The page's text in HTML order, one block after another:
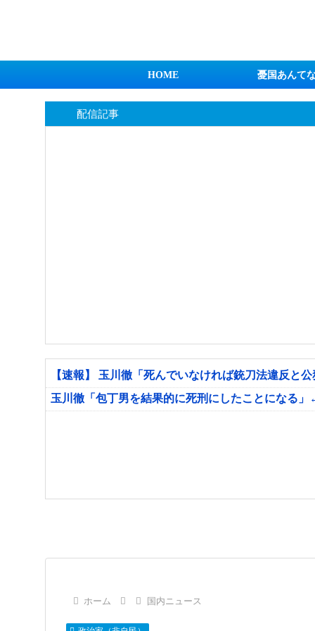
HOME 憂国あんて
配信記事
【速報】 玉川徹「死んでいなければ銃刀法違反と
玉川徹「包丁男を結果的に死刑にしたことになる
ホーム 国内ニュース